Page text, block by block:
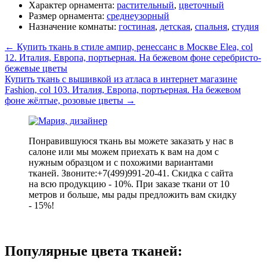
Характер орнамента: растительный, цветочный
Размер орнамента: среднеузорный
Назначение комнаты: гостиная, детская, спальня, студия
← Купить ткань в стиле ампир, ренессанс в Москве Elea, col
12. Италия, Европа, портьерная. На бежевом фоне серебристо-
бежевые цветы
Купить ткань с вышивкой из атласа в интернет магазине
Fashion, col 103. Италия, Европа, портьерная. На бежевом
фоне жёлтые, розовые цветы →
Понравившуюся ткань вы можете заказать у нас в
салоне или мы можем приехать к вам на дом с
нужным образцом и с похожими вариантами
тканей. Звоните:+7(499)991-20-41. Скидка с сайта
на всю продукцию - 10%. При заказе ткани от 10
метров и больше, мы рады предложить вам скидку
- 15%!
Популярные цвета тканей: